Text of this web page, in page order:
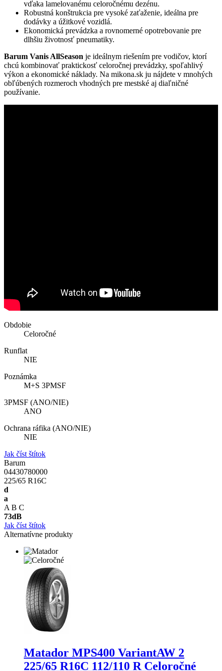
vďaka lamelovanému celoročnému dezénu.
Robustná konštrukcia pre vysoké zaťaženie, ideálna pre
dodávky a úžitkové vozidlá.
Ekonomická prevádzka a rovnomerné opotrebovanie pre
dlhšiu životnosť pneumatiky.
Barum Vanis AllSeason je ideálnym riešením pre vodičov, ktorí
chcú kombinovať praktickosť celoročnej prevádzky, spoľahlivý
výkon a ekonomické náklady. Na mikona.sk ju nájdete v mnohých
obľúbených rozmeroch vhodných pre mestské aj diaľničné
používanie.
Obdobie
Celoročné
Runflat
NIE
Poznámka
M+S 3PMSF
3PMSF (ANO/NIE)
ANO
Ochrana ráfika (ANO/NIE)
NIE
Jak číst štítok
Barum
04430780000
225/65 R16C
d
a
A B C
73dB
Jak číst štítok
Alternatívne produkty
Matador MPS400 VariantAW 2
225/65 R16C 112/110 R Celoročné